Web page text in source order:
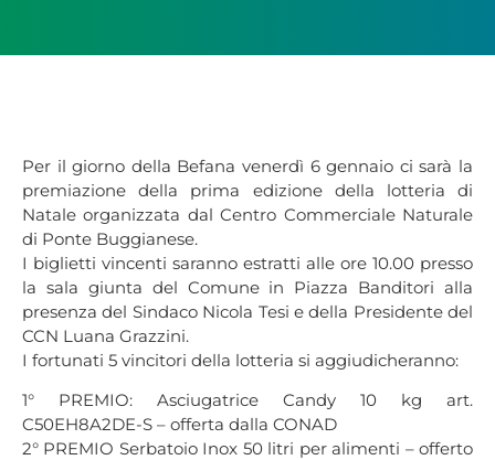
Per il giorno della Befana venerdì 6 gennaio ci sarà la
premiazione della prima edizione della lotteria di
Natale organizzata dal Centro Commerciale Naturale
di Ponte Buggianese.
I biglietti vincenti saranno estratti alle ore 10.00 presso
la sala giunta del Comune in Piazza Banditori alla
presenza del Sindaco Nicola Tesi e della Presidente del
CCN Luana Grazzini.
I fortunati 5 vincitori della lotteria si aggiudicheranno:
1° PREMIO: Asciugatrice Candy 10 kg art.
C50EH8A2DE-S – offerta dalla CONAD
2° PREMIO Serbatoio Inox 50 litri per alimenti – offerto